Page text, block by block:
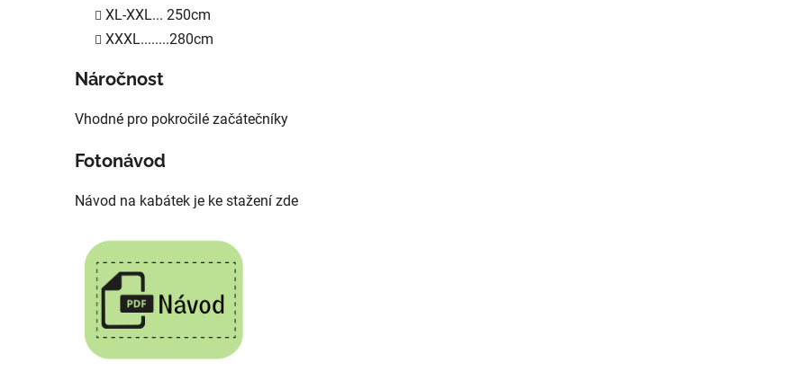
XL-XXL... 250cm
XXXL........280cm
Náročnost
Vhodné pro pokročilé začátečníky
Fotonávod
Návod na kabátek je ke stažení zde